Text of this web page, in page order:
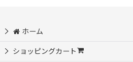
ホーム
ショッピングカート